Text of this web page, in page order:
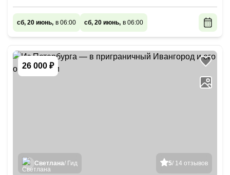
сб, 20 июнь, в 06:00 сб, 20 июнь, в 06:00
26 000 ₽
5/ 14 отзывов
Светлана/ Гид